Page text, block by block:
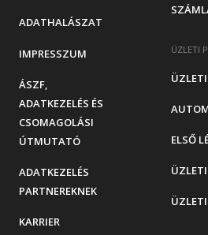
ÜZLETI
ELSŐ
ADATHALÁSZAT
IMPRESSZUM
ÁSZF,
ADATKEZELÉS ÉS
CSOMAGOLÁSI
ÚTMUTATÓ
ADATKEZELÉS
PARTNEREKNEK
KARRIER